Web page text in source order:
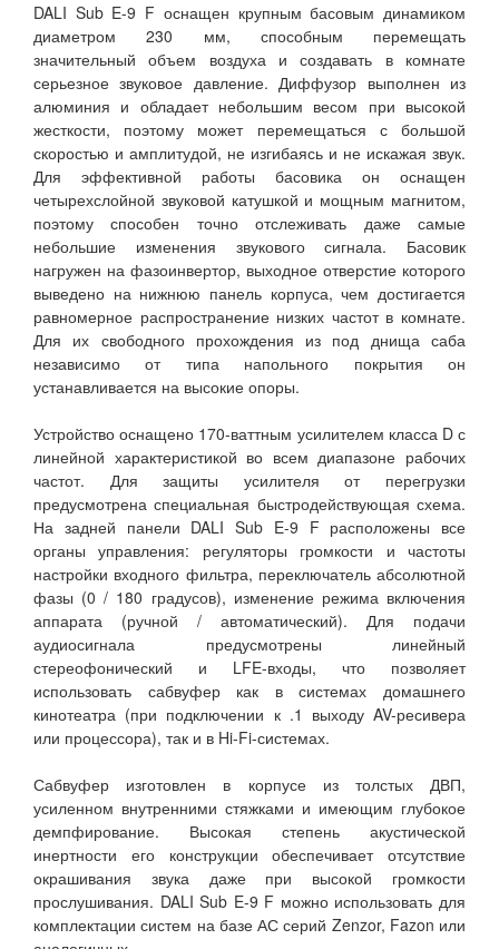
DALI Sub E-9 F оснащен крупным басовым динамиком
диаметром 230 мм, способным перемещать
значительный объем воздуха и создавать в комнате
серьезное звуковое давление. Диффузор выполнен из
алюминия и обладает небольшим весом при высокой
жесткости, поэтому может перемещаться с большой
скоростью и амплитудой, не изгибаясь и не искажая звук.
Для эффективной работы басовика он оснащен
четырехслойной звуковой катушкой и мощным магнитом,
поэтому способен точно отслеживать даже самые
небольшие изменения звукового сигнала. Басовик
нагружен на фазоинвертор, выходное отверстие которого
выведено на нижнюю панель корпуса, чем достигается
равномерное распространение низких частот в комнате.
Для их свободного прохождения из под днища саба
независимо от типа напольного покрытия он
устанавливается на высокие опоры.
Устройство оснащено 170-ваттным усилителем класса D с
линейной характеристикой во всем диапазоне рабочих
частот. Для защиты усилителя от перегрузки
предусмотрена специальная быстродействующая схема.
На задней панели DALI Sub E-9 F расположены все
органы управления: регуляторы громкости и частоты
настройки входного фильтра, переключатель абсолютной
фазы (0 / 180 градусов), изменение режима включения
аппарата (ручной / автоматический). Для подачи
аудиосигнала предусмотрены линейный
стереофонический и LFE-входы, что позволяет
использовать сабвуфер как в системах домашнего
кинотеатра (при подключении к .1 выходу AV-ресивера
или процессора), так и в Hi-Fi-системах.
Сабвуфер изготовлен в корпусе из толстых ДВП,
усиленном внутренними стяжками и имеющим глубокое
демпфирование. Высокая степень акустической
инертности его конструкции обеспечивает отсутствие
окрашивания звука даже при высокой громкости
прослушивания. DALI Sub E-9 F можно использовать для
комплектации систем на базе АС серий Zenzor, Fazon или